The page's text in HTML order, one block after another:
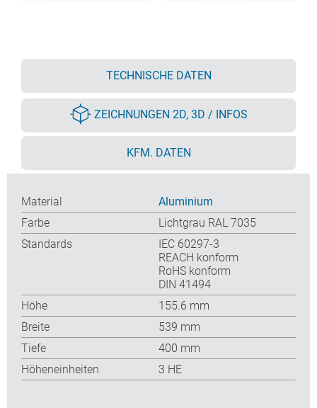
TECHNISCHE DATEN
ZEICHNUNGEN 2D, 3D / INFOS
KFM. DATEN
Material
Aluminium
Farbe
Lichtgrau RAL 7035
Standards
IEC 60297-3
REACH konform
RoHS konform
DIN 41494
Höhe
155.6 mm
Breite
539 mm
Tiefe
400 mm
Höheneinheiten
3 HE